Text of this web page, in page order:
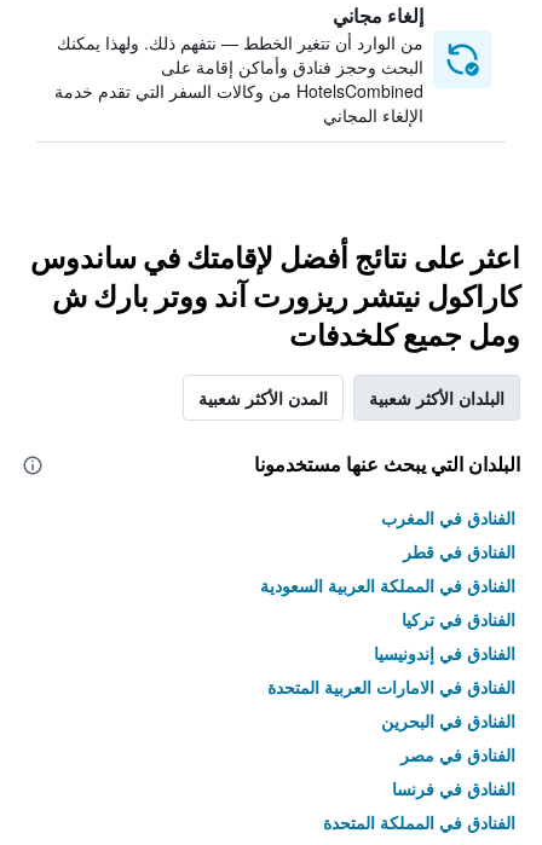
إلغاء مجاني
من الوارد أن تتغير الخطط — نتفهم ذلك. ولهذا يمكنك
البحث وحجز فنادق وأماكن إقامة على
HotelsCombined من وكالات السفر التي تقدم خدمة
الإلغاء المجاني
اعثر على نتائج أفضل لإقامتك في ساندوس
كاراكول نيتشر ريزورت آند ووتر بارك ش
ومل جميع كلخدفات
البلدان الأكثر شعبية المدن الأكثر شعبية
البلدان التي يبحث عنها مستخدمونا
الفنادق في المغرب
الفنادق في قطر
الفنادق في المملكة العربية السعودية
الفنادق في تركيا
الفنادق في إندونيسيا
الفنادق في الامارات العربية المتحدة
الفنادق في البحرين
الفنادق في مصر
الفنادق في فرنسا
الفنادق في المملكة المتحدة